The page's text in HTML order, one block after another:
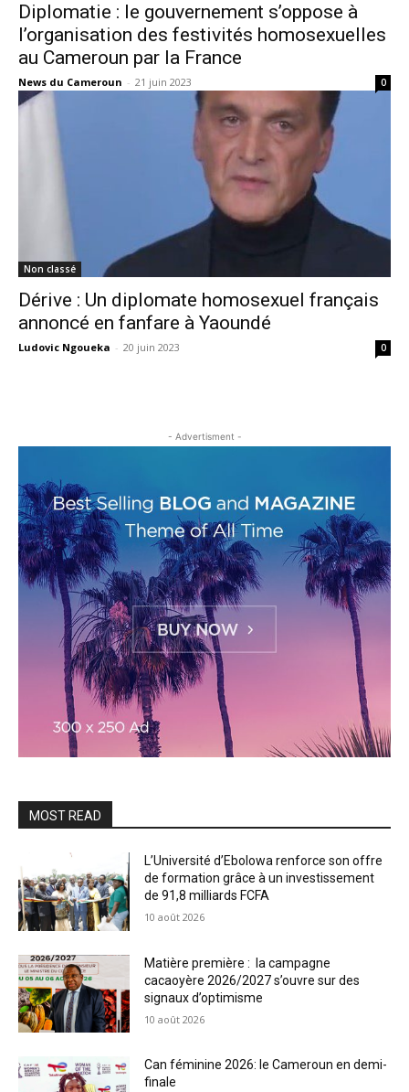
Diplomatie : le gouvernement s’oppose à
l’organisation des festivités homosexuelles
au Cameroun par la France
News du Cameroun - 21 juin 2023 0
Non classé
Dérive : Un diplomate homosexuel français
annoncé en fanfare à Yaoundé
Ludovic Ngoueka - 20 juin 2023 0
- Advertisment -
MOST READ
L’Université d’Ebolowa renforce son offre
de formation grâce à un investissement
de 91,8 milliards FCFA
10 août 2026
Matière première : la campagne
cacaoyère 2026/2027 s’ouvre sur des
signaux d’optimisme
10 août 2026
Can féminine 2026: le Cameroun en demi-
finale